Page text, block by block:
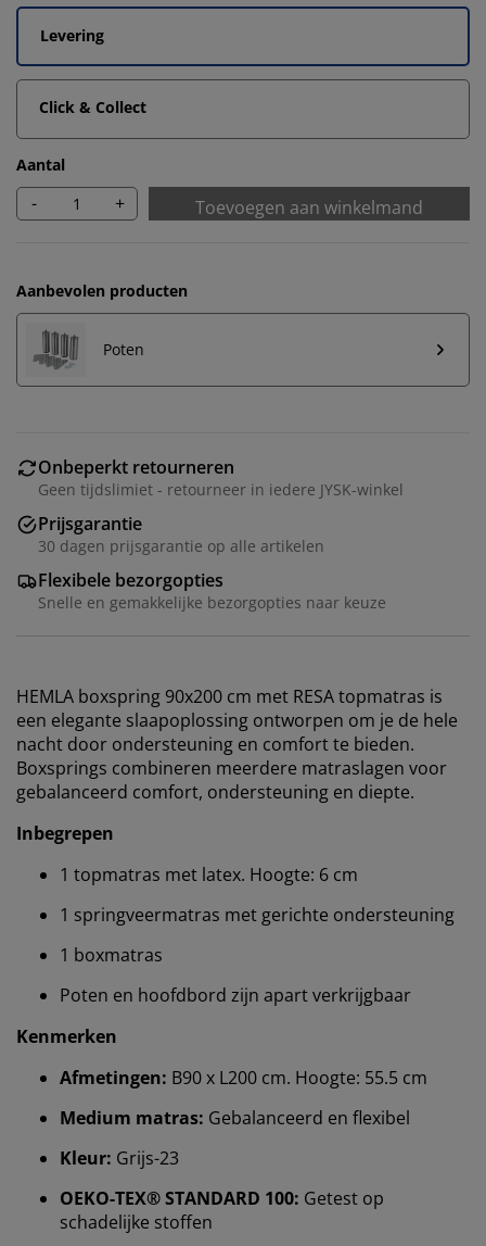
Levering
Click & Collect
Aantal
- + Toevoegen aan winkelmand
Aanbevolen producten
Poten
Onbeperkt retourneren
Geen tijdslimiet - retourneer in iedere JYSK-winkel
Prijsgarantie
30 dagen prijsgarantie op alle artikelen
Flexibele bezorgopties
Snelle en gemakkelijke bezorgopties naar keuze
HEMLA boxspring 90x200 cm met RESA topmatras is
een elegante slaapoplossing ontworpen om je de hele
nacht door ondersteuning en comfort te bieden.
Boxsprings combineren meerdere matraslagen voor
gebalanceerd comfort, ondersteuning en diepte.
Inbegrepen
1 topmatras met latex. Hoogte: 6 cm
1 springveermatras met gerichte ondersteuning
1 boxmatras
Poten en hoofdbord zijn apart verkrijgbaar
Kenmerken
Afmetingen: B90 x L200 cm. Hoogte: 55.5 cm
Medium matras: Gebalanceerd en flexibel
Kleur: Grijs-23
OEKO-TEX® STANDARD 100: Getest op
schadelijke stoffen